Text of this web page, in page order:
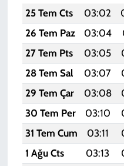
25 Tem Cts
03:02
26 Tem Paz
03:04
27 Tem Pts
03:05
28 Tem Sal
03:07
29 Tem Çar
03:08
30 Tem Per
03:10
31 Tem Cum
03:11
1 Ağu Cts
03:13